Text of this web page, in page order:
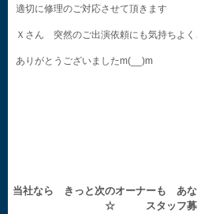
適切に修理のご対応させて頂きます
Ｘさん 突然のご出演依頼にも気持ちよく
ありがとうございましたm(__)m
当社なら きっと次のオーナーも あな
☆ スタッ